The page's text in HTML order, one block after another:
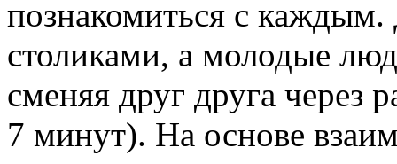
познакомиться с
столиками, а молодые
сменяя друг друга через
7 минут). На основе